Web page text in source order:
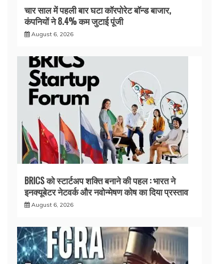
चार साल में पहली बार घटा कॉरपोरेट बॉन्ड बाजार,
कंपनियों ने 8.4% कम जुटाई पूंजी
August 6, 2026
BRICS को स्टार्टअप शक्ति बनाने की पहल : भारत ने
इनक्यूबेटर नेटवर्क और नवोन्मेषण कोष का दिया प्रस्ताव
August 6, 2026